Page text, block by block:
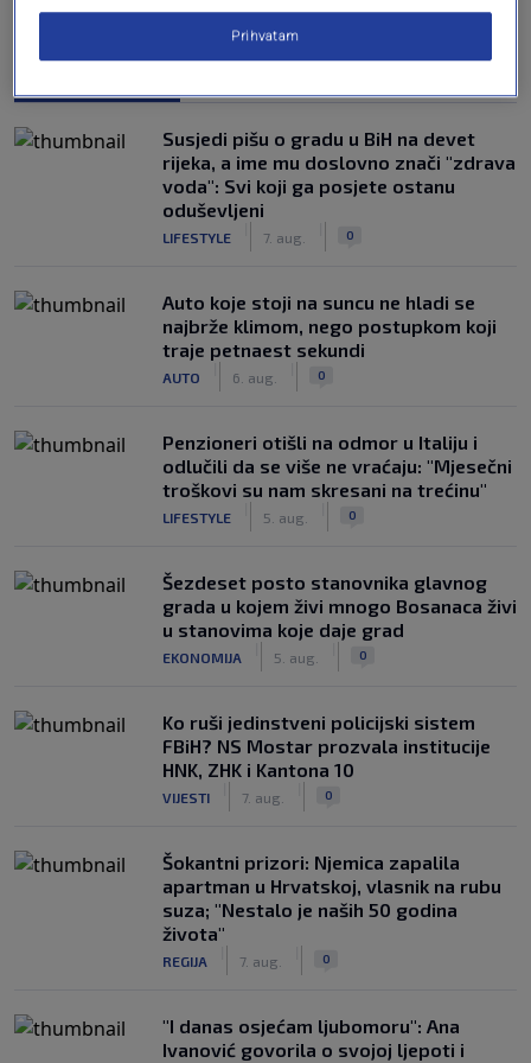
Susjedi pišu o gradu u BiH na devet
rijeka, a ime mu doslovno znači "zdrava
voda": Svi koji ga posjete ostanu
oduševljeni
LIFESTYLE 7. aug. 0
Auto koje stoji na suncu ne hladi se
najbrže klimom, nego postupkom koji
traje petnaest sekundi
AUTO 6. aug. 0
Penzioneri otišli na odmor u Italiju i
odlučili da se više ne vraćaju: "Mjesečni
troškovi su nam skresani na trećinu"
LIFESTYLE 5. aug. 0
Šezdeset posto stanovnika glavnog
grada u kojem živi mnogo Bosanaca živi
u stanovima koje daje grad
EKONOMIJA 5. aug. 0
Ko ruši jedinstveni policijski sistem
FBiH? NS Mostar prozvala institucije
HNK, ZHK i Kantona 10
VIJESTI 7. aug. 0
Šokantni prizori: Njemica zapalila
apartman u Hrvatskoj, vlasnik na rubu
suza; "Nestalo je naših 50 godina
života"
REGIJA 7. aug. 0
"I danas osjećam ljubomoru": Ana
Ivanović govorila o svojoj ljepoti i
Prihvatam